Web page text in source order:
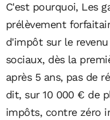
C'est pourquoi, Les
prélèvement
d'impôt sur le revenu
sociaux, dès la
après 5 ans, pas de
dit, sur 10 000 € de
impôts, contre zéro